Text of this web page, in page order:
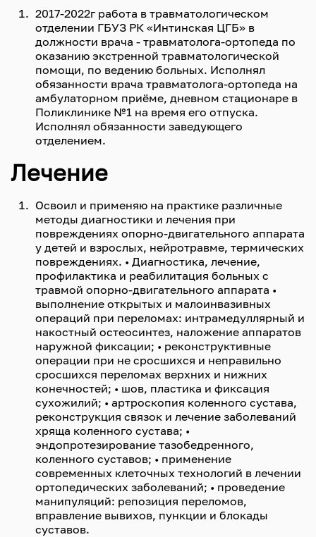
2017-2022г работа в травматологическом
отделении ГБУЗ РК «Интинская ЦГБ» в
должности врача - травматолога-ортопеда по
оказанию экстренной травматологической
помощи, по ведению больных. Исполнял
обязанности врача травматолога-ортопеда на
амбулаторном приёме, дневном стационаре в
Поликлинике №1 на время его отпуска.
Исполнял обязанности заведующего
отделением.
Лечение
Освоил и применяю на практике различные
методы диагностики и лечения при
повреждениях опорно-двигательного аппарата
у детей и взрослых, нейротравме, термических
повреждениях. • Диагностика, лечение,
профилактика и реабилитация больных с
травмой опорно-двигательного аппарата •
выполнение открытых и малоинвазивных
операций при переломах: интрамедуллярный и
накостный остеосинтез, наложение аппаратов
наружной фиксации; • реконструктивные
операции при не сросшихся и неправильно
сросшихся переломах верхних и нижних
конечностей; • шов, пластика и фиксация
сухожилий; • артроскопия коленного сустава,
реконструкция связок и лечение заболеваний
хряща коленного сустава; •
эндопротезирование тазобедренного,
коленного суставов; • применение
современных клеточных технологий в лечении
ортопедических заболеваний; • проведение
манипуляций: репозиция переломов,
вправление вывихов, пункции и блокады
суставов.